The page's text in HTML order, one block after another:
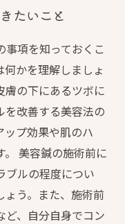
たいこと
項を知っておくこ
かを理解しましょ
膚の下にあるツボに
を改善する美容法の
ップ効果や肌のハ
。 美容鍼の施術前に
ブルの程度につい
ょう。また、施術前
ど、自分自身でコン